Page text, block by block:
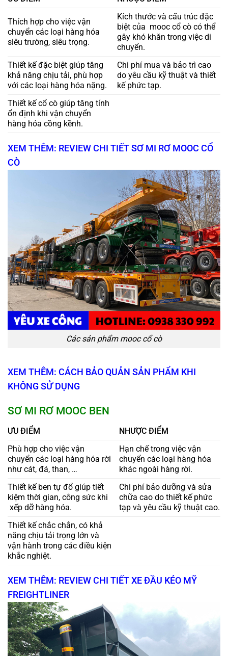
Thích hợp cho việc vận
chuyển các loại hàng hóa
siêu trường, siêu trọng.
Kích thước và cấu trúc đặc
biệt của mooc cổ cò có thể
gây khó khăn trong việc di
chuyển.
Thiết kế đặc biệt giúp tăng
khả năng chịu tải, phù hợp
với các loại hàng hóa nặng.
Chi phí mua và bảo trì cao
do yêu cầu kỹ thuật và thiết
kế phức tạp.
Thiết kế cổ cò giúp tăng tính
ổn định khi vận chuyển
hàng hóa cồng kềnh.
XEM THÊM: REVIEW CHI TIẾT SƠ MI RƠ MOOC CỔ
CÒ
Các sản phẩm mooc cổ cò
XEM THÊM: CÁCH BẢO QUẢN SẢN PHẨM KHI
KHÔNG SỬ DỤNG
SƠ MI RƠ MOOC BEN
ƯU ĐIỂM
NHƯỢC ĐIỂM
Phù hợp cho việc vận
chuyển các loại hàng hóa rời
như cát, đá, than, …
Hạn chế trong việc vận
chuyển các loại hàng hóa
khác ngoài hàng rời.
Thiết kế ben tự đổ giúp tiết
kiệm thời gian, công sức khi
xếp dỡ hàng hóa.
Chi phí bảo dưỡng và sửa
chữa cao do thiết kế phức
tạp và yêu cầu kỹ thuật cao.
Thiết kế chắc chắn, có khả
năng chịu tải trọng lớn và
vận hành trong các điều kiện
khắc nghiệt.
XEM THÊM: REVIEW CHI TIẾT XE ĐẦU KÉO MỸ
FREIGHTLINER